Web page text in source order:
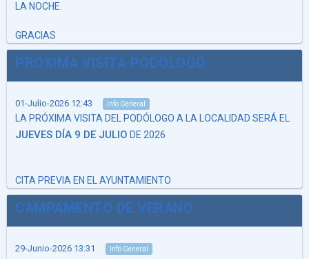
LA NOCHE.
GRACIAS
PRÓXIMA VISITA PODÓLOGO
01-Julio-2026 12:43 Info General
LA PRÓXIMA VISITA DEL PODÓLOGO A LA LOCALIDAD SERÁ EL
JUEVES DÍA 9 DE JULIO DE 2026
CITA PREVIA EN EL AYUNTAMIENTO
CAMPAMENTO DE VERANO
29-Junio-2026 13:31 Info General